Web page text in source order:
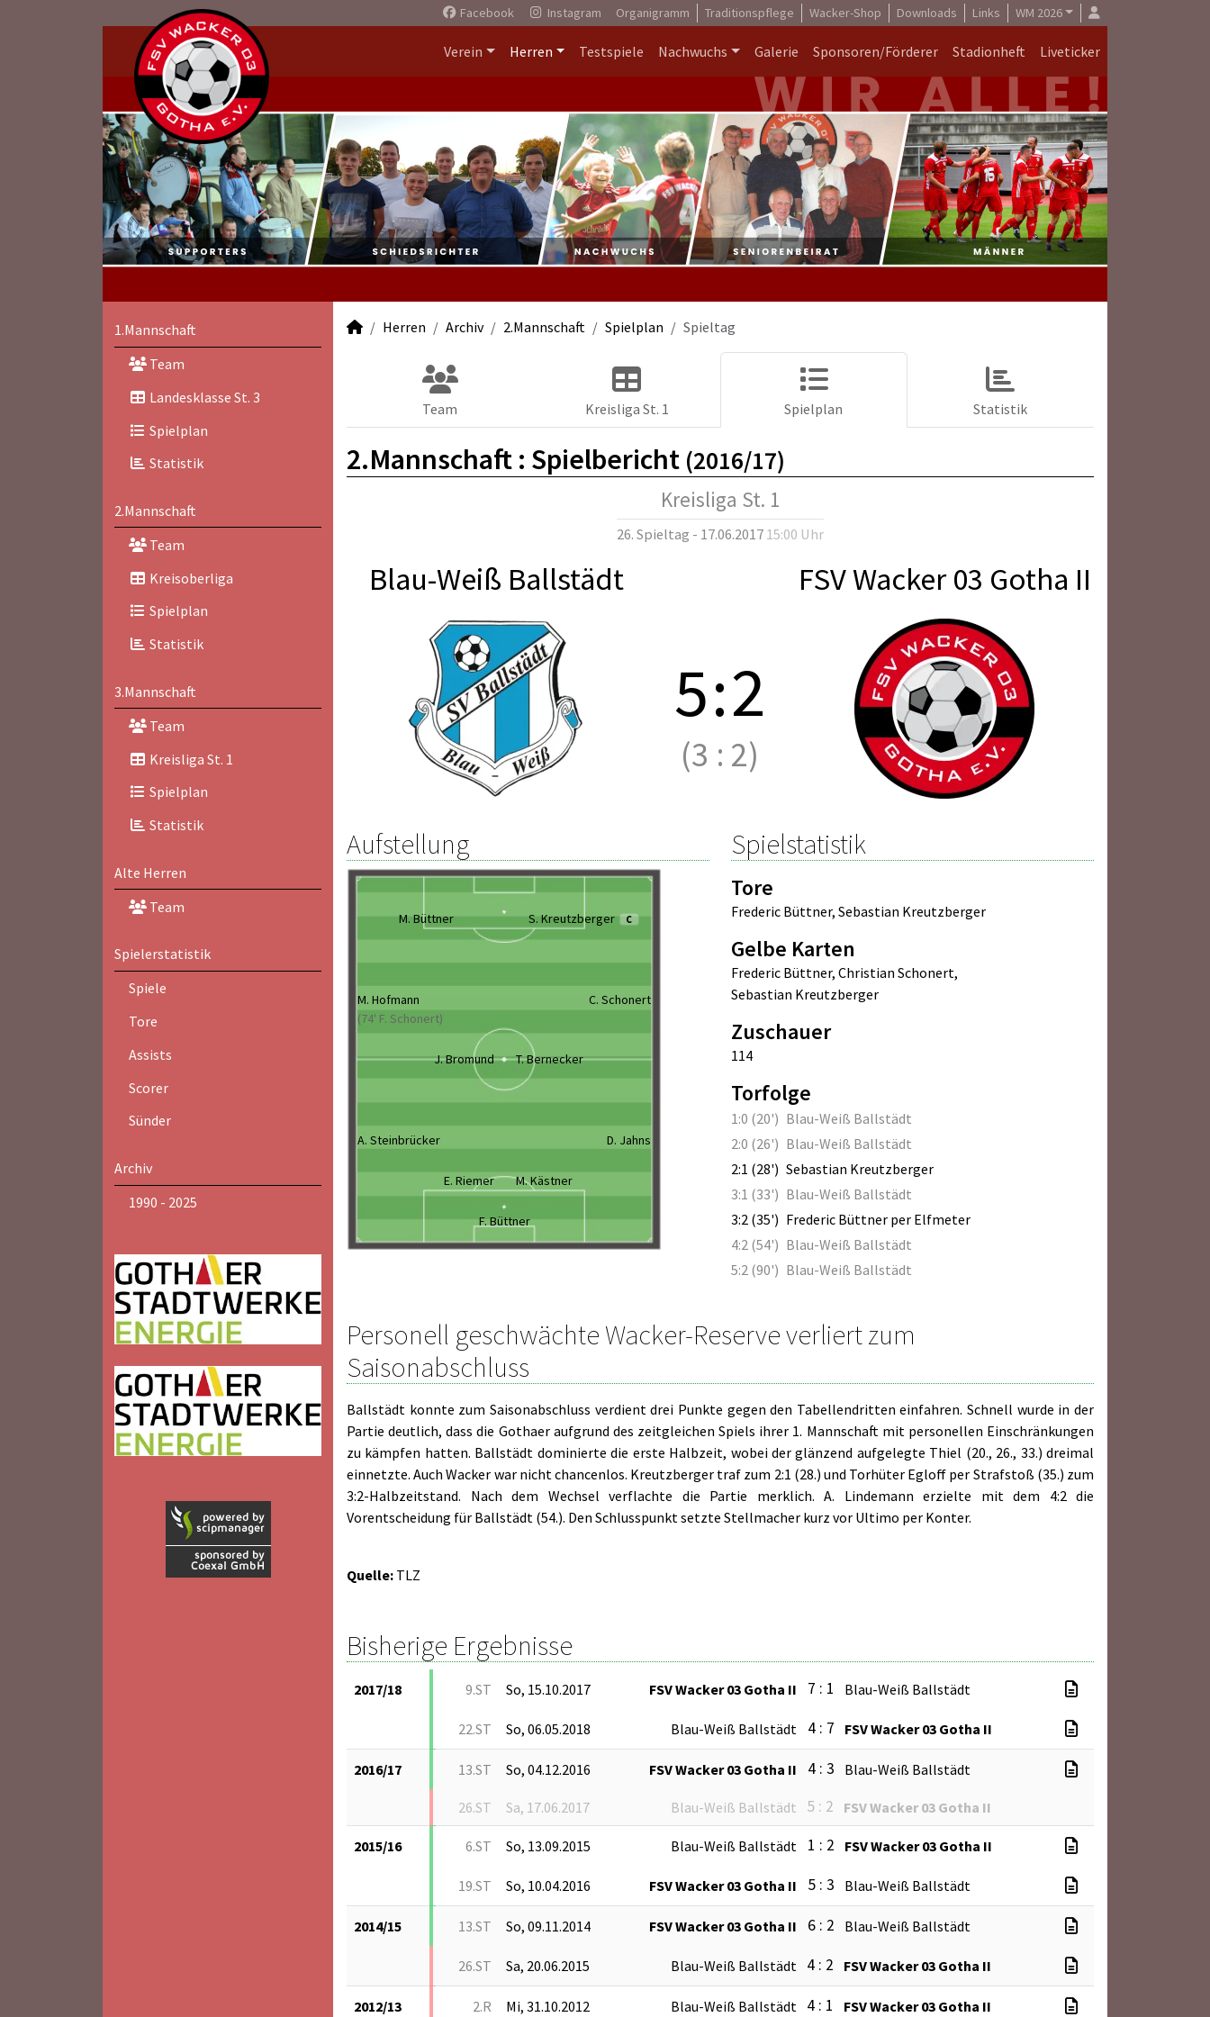
Facebook Instagram Organigramm Traditionspflege Wacker-Shop Downloads Links WM 2026
Verein Herren Testspiele Nachwuchs Galerie Sponsoren/Förderer Stadionheft Liveticker
1.Mannschaft
Team
Landesklasse St. 3
Spielplan
Statistik
2.Mannschaft
Team
Kreisoberliga
Spielplan
Statistik
3.Mannschaft
Team
Kreisliga St. 1
Spielplan
Statistik
Alte Herren
Team
Spielerstatistik
Spiele
Tore
Assists
Scorer
Sünder
Archiv
1990 - 2025
Herren Archiv 2.Mannschaft Spielplan Spieltag
Team Kreisliga St. 1 Spielplan Statistik
2.Mannschaft : Spielbericht (2016/17)
Kreisliga St. 1
26. Spieltag - 17.06.2017 15:00 Uhr
Blau-Weiß Ballstädt FSV Wacker 03 Gotha II
5:2
(3 : 2)
Aufstellung
M. Büttner S. Kreutzberger C
M. Hofmann
(74' F. Schonert)
C. Schonert
J. Bromund T. Bernecker
A. Steinbrücker D. Jahns
E. Riemer M. Kästner
F. Büttner
Spielstatistik
Tore
Frederic Büttner, Sebastian Kreutzberger
Gelbe Karten
Frederic Büttner, Christian Schonert,
Sebastian Kreutzberger
Zuschauer
114
Torfolge
1:0 (20') Blau-Weiß Ballstädt
2:0 (26') Blau-Weiß Ballstädt
2:1 (28') Sebastian Kreutzberger
3:1 (33') Blau-Weiß Ballstädt
3:2 (35') Frederic Büttner per Elfmeter
4:2 (54') Blau-Weiß Ballstädt
5:2 (90') Blau-Weiß Ballstädt
Personell geschwächte Wacker-Reserve verliert zum
Saisonabschluss
Ballstädt konnte zum Saisonabschluss verdient drei Punkte gegen den Tabellendritten einfahren. Schnell wurde in der
Partie deutlich, dass die Gothaer aufgrund des zeitgleichen Spiels ihrer 1. Mannschaft mit personellen Einschränkungen
zu kämpfen hatten. Ballstädt dominierte die erste Halbzeit, wobei der glänzend aufgelegte Thiel (20., 26., 33.) dreimal
einnetzte. Auch Wacker war nicht chancenlos. Kreutzberger traf zum 2:1 (28.) und Torhüter Egloff per Strafstoß (35.) zum
3:2-Halbzeitstand. Nach dem Wechsel verflachte die Partie merklich. A. Lindemann erzielte mit dem 4:2 die
Vorentscheidung für Ballstädt (54.). Den Schlusspunkt setzte Stellmacher kurz vor Ultimo per Konter.
Quelle: TLZ
Bisherige Ergebnisse
2017/18 9.ST So, 15.10.2017 FSV Wacker 03 Gotha II 7 : 1 Blau-Weiß Ballstädt
22.ST So, 06.05.2018 Blau-Weiß Ballstädt 4 : 7 FSV Wacker 03 Gotha II
2016/17 13.ST So, 04.12.2016 FSV Wacker 03 Gotha II 4 : 3 Blau-Weiß Ballstädt
26.ST Sa, 17.06.2017 Blau-Weiß Ballstädt 5 : 2 FSV Wacker 03 Gotha II
2015/16 6.ST So, 13.09.2015 Blau-Weiß Ballstädt 1 : 2 FSV Wacker 03 Gotha II
19.ST So, 10.04.2016 FSV Wacker 03 Gotha II 5 : 3 Blau-Weiß Ballstädt
2014/15 13.ST So, 09.11.2014 FSV Wacker 03 Gotha II 6 : 2 Blau-Weiß Ballstädt
26.ST Sa, 20.06.2015 Blau-Weiß Ballstädt 4 : 2 FSV Wacker 03 Gotha II
2012/13 2.R Mi, 31.10.2012 Blau-Weiß Ballstädt 4 : 1 FSV Wacker 03 Gotha II